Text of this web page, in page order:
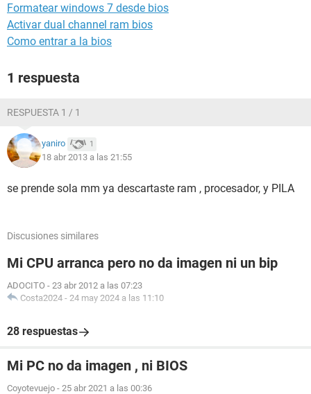
Formatear windows 7 desde bios
Activar dual channel ram bios
Como entrar a la bios
1 respuesta
RESPUESTA 1 / 1
yaniro 1
18 abr 2013 a las 21:55
se prende sola mm ya descartaste ram , procesador, y PILA
Discusiones similares
Mi CPU arranca pero no da imagen ni un bip
ADOCITO - 23 abr 2012 a las 07:23
Costa2024 - 24 may 2024 a las 11:10
28 respuestas
Mi PC no da imagen , ni BIOS
Coyotevuejo - 25 abr 2021 a las 00:36